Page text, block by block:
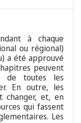
à chaque
ou régional)
a été approuvé
peuvent
de toutes les
En outre, les
changer, et, en
qui fassent
Les